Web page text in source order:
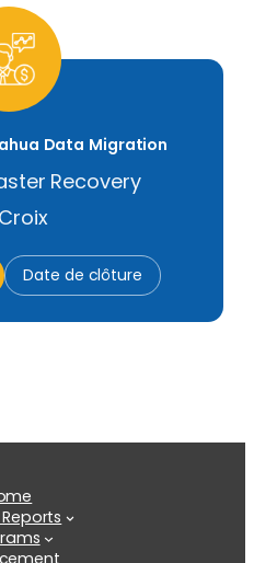
Data Migration
Recovery
Date de clôture